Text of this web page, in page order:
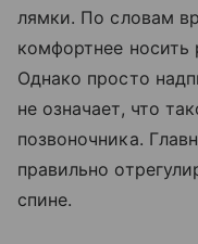
лямки. По словам
комфортнее носить
Однако просто
не означает, что
позвоночника.
правильно
спине.